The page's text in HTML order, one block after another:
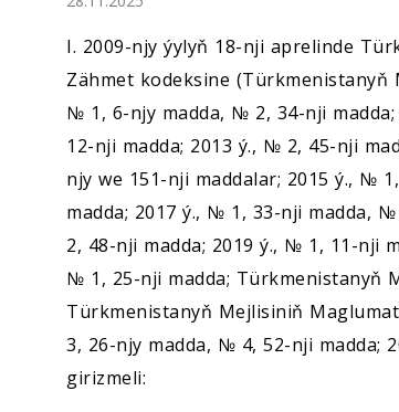
Jemgyýet
Sport
I. 2009-njy ýylyň 18-nji aprelinde
Zähmet kodeksine (Türkmenistanyň
№ 1, 6-njy madda, № 2, 34-nji
12-nji madda; 2013 ý., № 2, 45-nji
njy we 151-nji maddalar; 2015 ý., №
madda; 2017 ý., № 1, 33-nji madda,
2, 48-nji madda; 2019 ý., № 1, 11-nji
№ 1, 25-nji madda; Türkmenistanyň
Türkmenistanyň Mejlisiniň
3, 26-njy madda, № 4, 52-nji madda;
girizmeli: